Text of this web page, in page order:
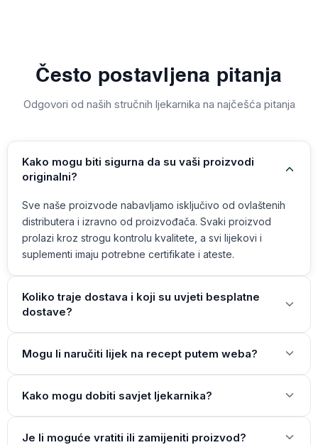
Često postavljena pitanja
Odgovori od naših stručnih ljekarnika na najčešća pitanja
Kako mogu biti sigurna da su vaši proizvodi
originalni?
Sve naše proizvode nabavljamo isključivo od ovlaštenih
distributera i izravno od proizvođača. Svaki proizvod
prolazi kroz strogu kontrolu kvalitete, a svi lijekovi i
suplementi imaju potrebne certifikate i ateste.
Koliko traje dostava i koji su uvjeti besplatne
dostave?
Mogu li naručiti lijek na recept putem weba?
Kako mogu dobiti savjet ljekarnika?
Je li moguće vratiti ili zamijeniti proizvod?